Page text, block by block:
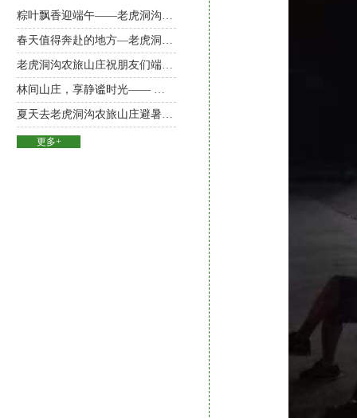
粽叶飘香迎端午——老虎洞沟农旅山庄欢迎您
春天值得奔赴的地方—老虎洞沟农旅山庄
老虎洞沟农旅山庄祝朋友们端午节安康！
林间山庄，享静谧时光—— 来老虎洞沟农旅山庄 觅春光 尽兴玩 品原生态美食
夏天去老虎洞沟农旅山庄避暑玩耍
更多+